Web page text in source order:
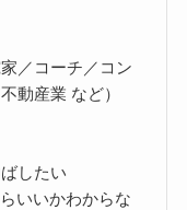
／コーチ／コン
動産業 など）
したい
いいかわからな